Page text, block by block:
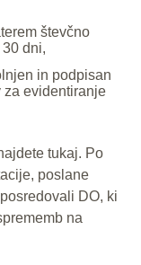
števčno
dni,
in podpisan
evidentiranje
tukaj. Po
poslane
DO, ki
na